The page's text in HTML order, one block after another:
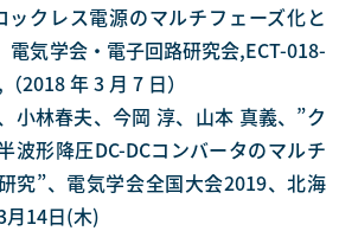
クレス電源のマルチフェーズ化と
電気学会・電子回路研究会,ECT-018-
2018 年 3 月 7 日）
小林春夫、今岡 淳、山本 真義、”ク
波形降圧DC-DCコンバータのマルチ
究”、電気学会全国大会2019、北海
月14日(木)